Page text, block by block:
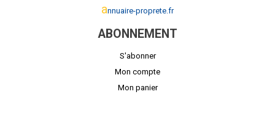
annuaire-proprete.fr
ABONNEMENT
S'abonner
Mon compte
Mon panier